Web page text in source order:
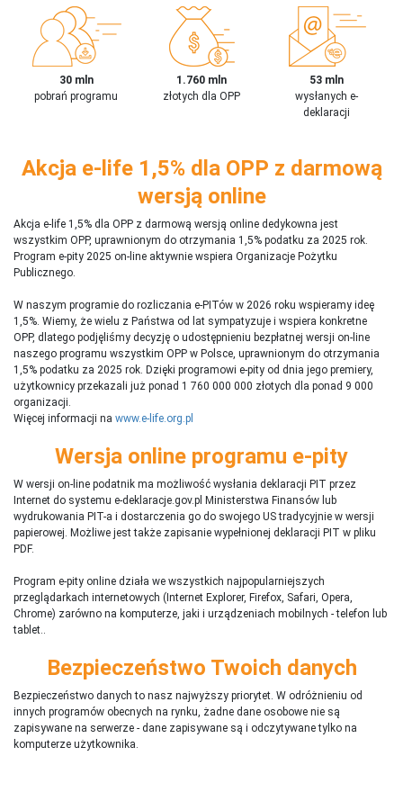
30 mln
pobrań programu
1.760 mln
złotych dla OPP
53 mln
wysłanych e-
deklaracji
Akcja e-life 1,5% dla OPP z darmową
wersją online
Akcja e-life 1,5% dla OPP z darmową wersją online dedykowna jest
wszystkim OPP, uprawnionym do otrzymania 1,5% podatku za 2025 rok.
Program e-pity 2025 on-line aktywnie wspiera Organizacje Pożytku
Publicznego.
W naszym programie do rozliczania e-PITów w 2026 roku wspieramy ideę
1,5%. Wiemy, że wielu z Państwa od lat sympatyzuje i wspiera konkretne
OPP, dlatego podjęliśmy decyzję o udostępnieniu bezpłatnej wersji on-line
naszego programu wszystkim OPP w Polsce, uprawnionym do otrzymania
1,5% podatku za 2025 rok. Dzięki programowi e-pity od dnia jego premiery,
użytkownicy przekazali już ponad 1 760 000 000 złotych dla ponad 9 000
organizacji.
Więcej informacji na www.e-life.org.pl
Wersja online programu e-pity
W wersji on-line podatnik ma możliwość wysłania deklaracji PIT przez
Internet do systemu e-deklaracje.gov.pl Ministerstwa Finansów lub
wydrukowania PIT-a i dostarczenia go do swojego US tradycyjnie w wersji
papierowej. Możliwe jest także zapisanie wypełnionej deklaracji PIT w pliku
PDF.
Program e-pity online działa we wszystkich najpopularniejszych
przeglądarkach internetowych (Internet Explorer, Firefox, Safari, Opera,
Chrome) zarówno na komputerze, jaki i urządzeniach mobilnych - telefon lub
tablet..
Bezpieczeństwo Twoich danych
Bezpieczeństwo danych to nasz najwyższy priorytet. W odróżnieniu od
innych programów obecnych na rynku, żadne dane osobowe nie są
zapisywane na serwerze - dane zapisywane są i odczytywane tylko na
komputerze użytkownika.